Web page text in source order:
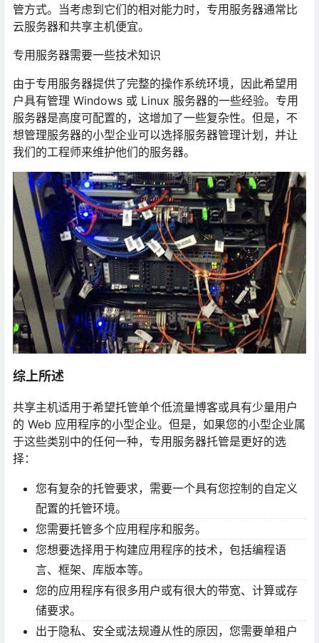
管方式。当考虑到它们的相对能力时，专用服务器通常比
云服务器和共享主机便宜。
专用服务器需要一些技术知识
由于专用服务器提供了完整的操作系统环境，因此希望用
户具有管理 Windows 或 Linux 服务器的一些经验。专用
服务器是高度可配置的，这增加了一些复杂性。但是，不
想管理服务器的小型企业可以选择服务器管理计划，并让
我们的工程师来维护他们的服务器。
综上所述
共享主机适用于希望托管单个低流量博客或具有少量用户
的 Web 应用程序的小型企业。但是，如果您的小型企业属
于这些类别中的任何一种，专用服务器托管是更好的选
择：
您有复杂的托管要求，需要一个具有您控制的自定义
配置的托管环境。
您需要托管多个应用程序和服务。
您想要选择用于构建应用程序的技术，包括编程语
言、框架、库版本等。
您的应用程序有很多用户或有很大的带宽、计算或存
储要求。
出于隐私、安全或法规遵从性的原因，您需要单租户